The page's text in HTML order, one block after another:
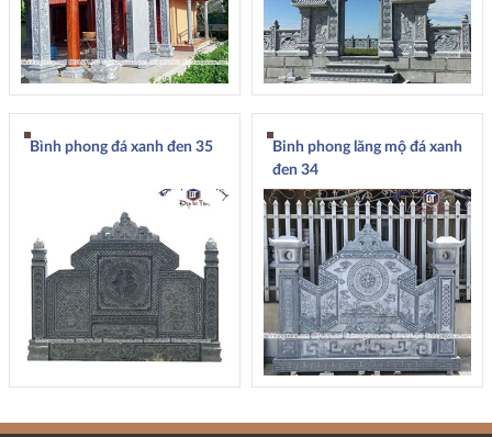
Bình phong đá xanh đen 35
Binh phong lăng mộ đá xanh
đen 34